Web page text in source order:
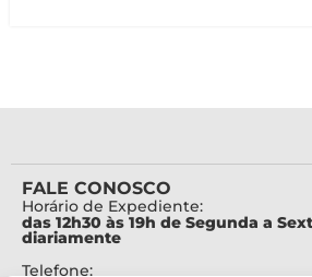
FALE CONOSCO
Horário de Expediente:
das 12h30 às 19h de Segunda a
diariamente
Telefone: